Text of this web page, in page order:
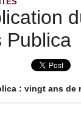
Publica
: vingt ans de